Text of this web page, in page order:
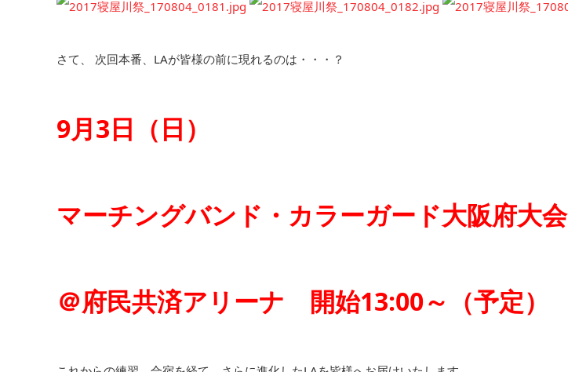
さて、 次回本番、LAが皆様の前に現れるのは・・・？
9月3日（日）
マーチングバンド・カラーガード大阪府大会
＠府民共済アリーナ 開始13:00～（予定）